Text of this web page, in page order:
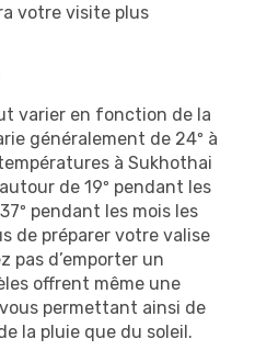
votre visite plus
varier en fonction de la
généralement de 24º à
à Sukhothai
de 19º pendant les
pendant les mois les
de préparer votre valise
pas d’emporter un
offrent même une
permettant ainsi de
la pluie que du soleil.